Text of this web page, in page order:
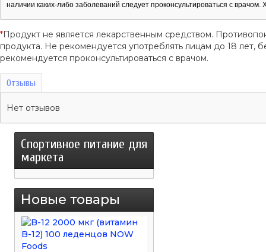
наличии каких-либо заболеваний следует проконсультироваться с
*Продукт не является лекарственным средством.
продукта. Не рекомендуется употреблять лицам до 18
рекомендуется проконсультироваться с врачом.
Отзывы
Нет отзывов
Спортивное питание для
маркета
Новые товары